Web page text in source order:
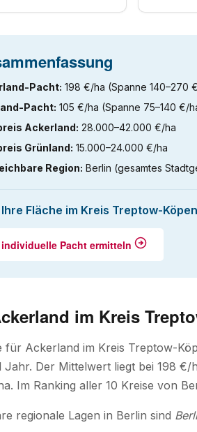
Pacht: 198 €/ha (Spanne 140–270
Pacht: 105 €/ha (Spanne 75–140 €/
Ackerland: 28.000–42.000 €/ha
Grünland: 15.000–24.000 €/ha
Region: Berlin (gesamtes
Fläche im Kreis Treptow-
Pacht ermitteln
im Kreis
für Ackerland im Kreis Treptow-
Jahr. Der Mittelwert liegt bei 198
Im Ranking aller 10 Kreise von
regionale Lagen in Berlin sind